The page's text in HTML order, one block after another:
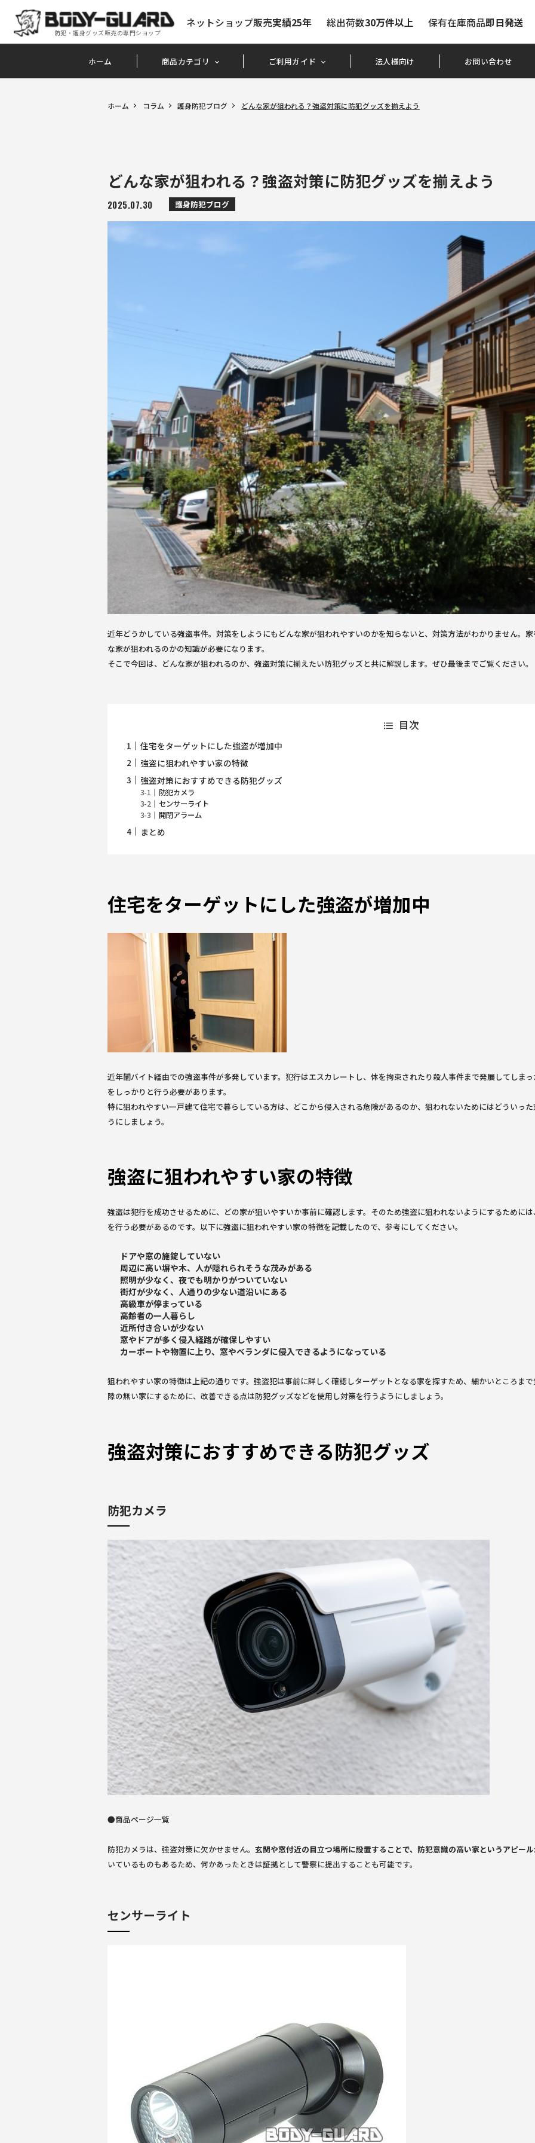
防犯・護身グッズ販売の専門ショップ
ネットショップ販売実績25年 総出荷数30万件以上 保有在庫商品即日発送
ホーム 商品カテゴリ ご利用ガイド 法人様向け お問い合わせ
ホーム コラム 護身防犯ブログ どんな家が狙われる？強盗対策に防犯グッズを揃えよう
どんな家が狙われる？強盗対策に防犯グッズを揃えよう
2025.07.30 護身防犯ブログ
近年どうかしている強盗事件。対策をしようにもどんな家が狙われやすいのかを知らないと、対策方法がわかりません。
な家が狙われるのかの知識が必要になります。
そこで今回は、どんな家が狙われるのか、強盗対策に揃えたい防犯グッズと共に解説します。ぜひ最後までご覧ください。
目次
住宅をターゲットにした強盗が増加中
強盗に狙われやすい家の特徴
強盗対策におすすめできる防犯グッズ
防犯カメラ
センサーライト
開閉アラーム
まとめ
住宅をターゲットにした強盗が増加中
近年闇バイト経由での強盗事件が多発しています。犯行はエスカレートし、体を拘束されたり殺人事件まで発展してしま
をしっかりと行う必要があります。
特に狙われやすい一戸建て住宅で暮らしている方は、どこから侵入される危険があるのか、狙われないためにはどういっ
うにしましょう。
強盗に狙われやすい家の特徴
強盗は犯行を成功させるために、どの家が狙いやすいか事前に確認します。そのため強盗に狙われないようにするために
を行う必要があるのです。以下に強盗に狙われやすい家の特徴を記載したので、参考にしてください。
ドアや窓の施錠していない
周辺に高い塀や木、人が隠れられそうな茂みがある
照明が少なく、夜でも明かりがついていない
街灯が少なく、人通りの少ない道沿いにある
高級車が停まっている
高齢者の一人暮らし
近所付き合いが少ない
窓やドアが多く侵入経路が確保しやすい
カーポートや物置に上り、窓やベランダに侵入できるようになっている
狙われやすい家の特徴は上記の通りです。強盗犯は事前に詳しく確認しターゲットとなる家を探すため、細かいところまで
隙の無い家にするために、改善できる点は防犯グッズなどを使用し対策を行うようにしましょう。
強盗対策におすすめできる防犯グッズ
防犯カメラ
●商品ページ一覧
防犯カメラは、強盗対策に欠かせません。玄関や窓付近の目立つ場所に設置することで、防犯意識の高い家というアピール
いているものもあるため、何かあったときは証拠として警察に提出することも可能です。
センサーライト